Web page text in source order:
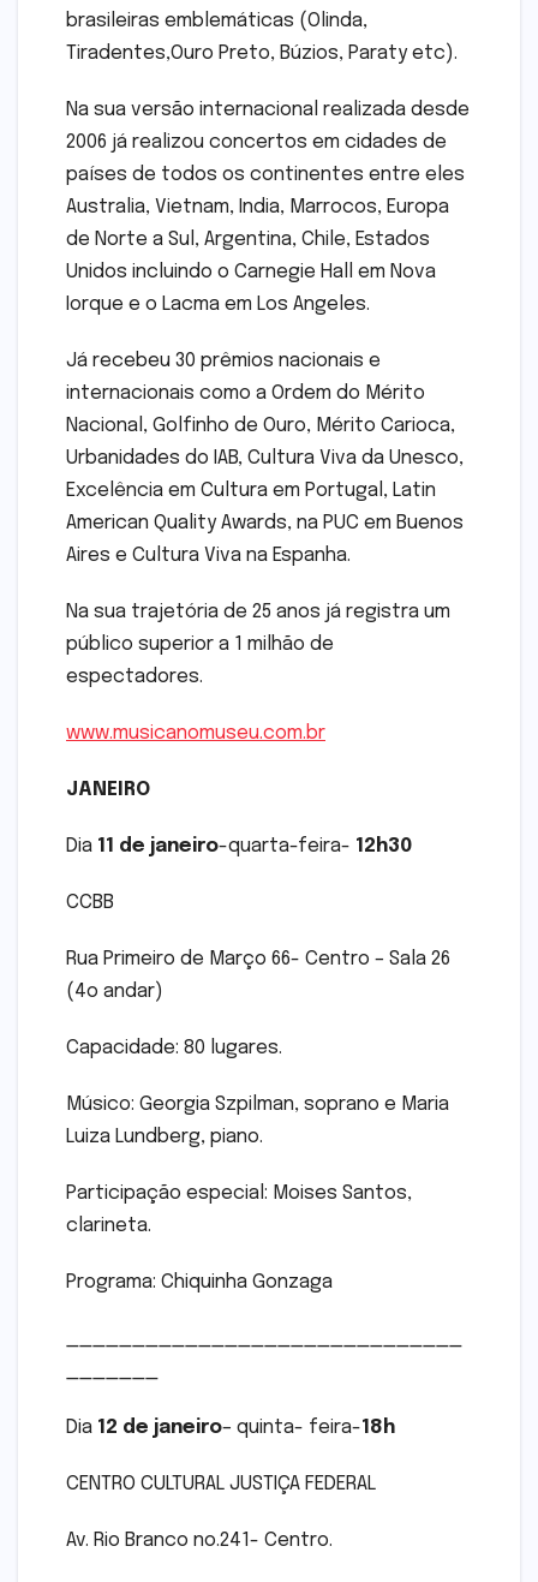
brasileiras emblemáticas (Olinda,
Tiradentes,Ouro Preto, Búzios, Paraty etc).
Na sua versão internacional realizada desde
2006 já realizou concertos em cidades de
países de todos os continentes entre eles
Australia, Vietnam, India, Marrocos, Europa
de Norte a Sul, Argentina, Chile, Estados
Unidos incluindo o Carnegie Hall em Nova
Iorque e o Lacma em Los Angeles.
Já recebeu 30 prêmios nacionais e
internacionais como a Ordem do Mérito
Nacional, Golfinho de Ouro, Mérito Carioca,
Urbanidades do IAB, Cultura Viva da Unesco,
Excelência em Cultura em Portugal, Latin
American Quality Awards, na PUC em Buenos
Aires e Cultura Viva na Espanha.
Na sua trajetória de 25 anos já registra um
público superior a 1 milhão de
espectadores.
www.musicanomuseu.com.br
JANEIRO
Dia 11 de janeiro-quarta-feira- 12h30
CCBB
Rua Primeiro de Março 66- Centro – Sala 26
(4o andar)
Capacidade: 80 lugares.
Músico: Georgia Szpilman, soprano e Maria
Luiza Lundberg, piano.
Participação especial: Moises Santos,
clarineta.
Programa: Chiquinha Gonzaga
Dia 12 de janeiro– quinta- feira-18h
CENTRO CULTURAL JUSTIÇA FEDERAL
Av. Rio Branco no.241- Centro.